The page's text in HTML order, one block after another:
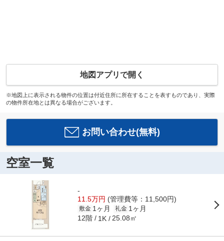
地図アプリで開く
※地図上に表示される物件の位置は付近住所に所在することを表すものであり、実際
の物件所在地とは異なる場合がございます。
お問い合わせ(無料)
空室一覧
-
11.5万円 (管理費等：11,500円)
敷金 1ヶ月 礼金 1ヶ月
12階 1K 25.08㎡